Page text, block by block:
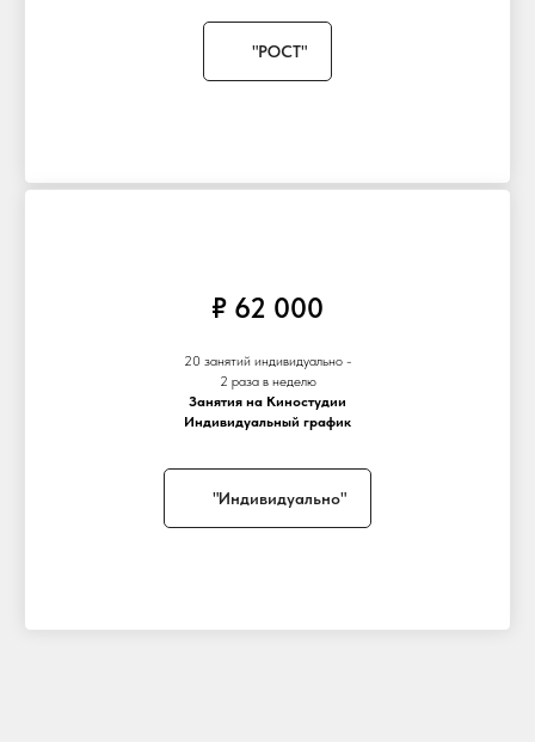
"РОСТ"
₽ 62 000
20 занятий индивидуально -
2 раза в неделю
Занятия на Киностудии
Индивидуальный график
"Индивидуально"